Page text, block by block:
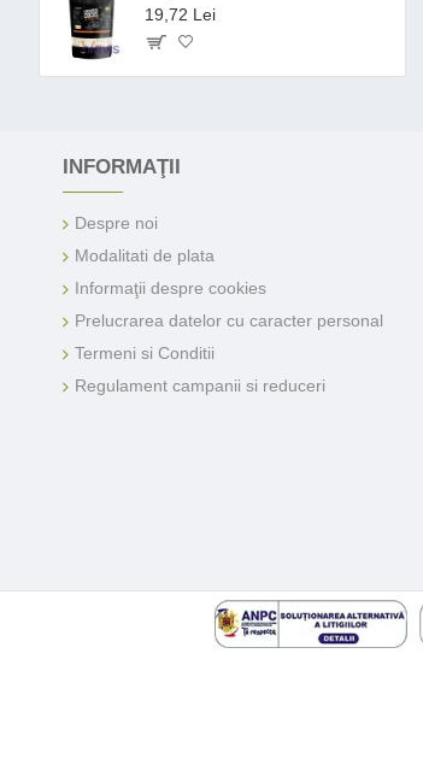
19,72 Lei
INFORMAŢII
Despre noi
Modalitati de plata
Informaţii despre cookies
Prelucrarea datelor cu caracter personal
Termeni si Conditii
Regulament campanii si reduceri